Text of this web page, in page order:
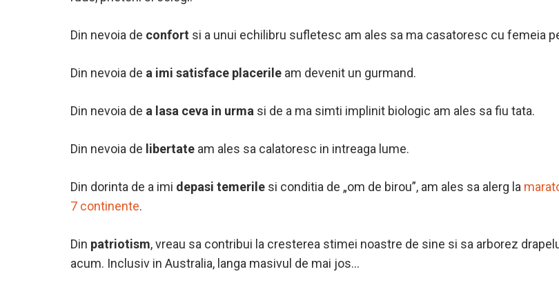
Din nevoia de confort si a unui echilibru sufletesc am ales sa ma casatoresc cu femeia
Din nevoia de a imi satisface placerile am devenit un gurmand.
Din nevoia de a lasa ceva in urma si de a ma simti implinit biologic am ales sa fiu tata.
Din nevoia de libertate am ales sa calatoresc in intreaga lume.
Din dorinta de a imi depasi temerile si conditia de „om de birou”, am ales sa alerg la
7 continente.
Din patriotism, vreau sa contribui la cresterea stimei noastre de sine si sa arborez
acum. Inclusiv in Australia, langa masivul de mai jos…